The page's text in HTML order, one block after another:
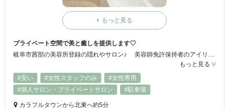
もっと見る
プライベート空間で美と癒しを提供します♡
もっと見る
#安い
#女性スタッフのみ
#女性専用
#個人サロン・プライベートサロン
#駐車場
カラフルタウンから北東へ約5分